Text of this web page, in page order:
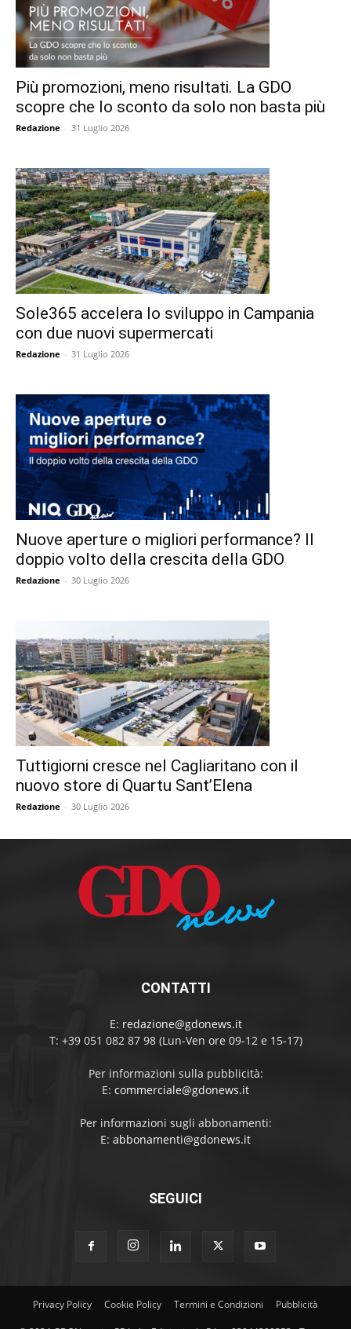
Più promozioni, meno risultati. La GDO
scopre che lo sconto da solo non basta più
Redazione - 31 Luglio 2026
Sole365 accelera lo sviluppo in Campania
con due nuovi supermercati
Redazione - 31 Luglio 2026
Nuove aperture o migliori performance? Il
doppio volto della crescita della GDO
Redazione - 30 Luglio 2026
Tuttigiorni cresce nel Cagliaritano con il
nuovo store di Quartu Sant’Elena
Redazione - 30 Luglio 2026
CONTATTI
E: redazione@gdonews.it
T: +39 051 082 87 98 (Lun-Ven ore 09-12 e 15-17)
Per informazioni sulla pubblicità:
E: commerciale@gdonews.it
Per informazioni sugli abbonamenti:
E: abbonamenti@gdonews.it
SEGUICI
Privacy Policy Cookie Policy Termini e Condizioni Pubblicità